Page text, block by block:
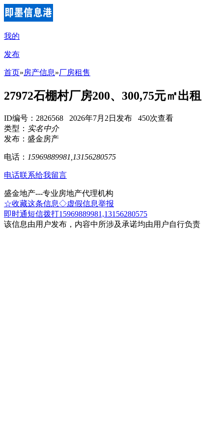
我的
发布
首页»房产信息»厂房租售
27972石棚村厂房200、300,75元㎡出租
ID编号：2826568 2026年7月2日发布 450次查看
类型： 实名中介
发布：盛金房产
电话： 15969889981,13156280575
电话联系给我留言
盛金地产---专业房地产代理机构
☆收藏这条信息◇虚假信息举报
即时通短信拨打15969889981,13156280575
该信息由用户发布，内容中所涉及承诺均由用户自行负责